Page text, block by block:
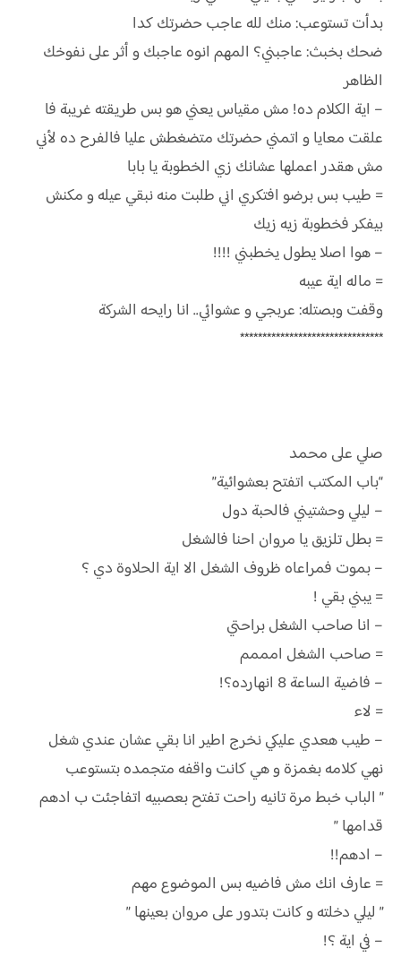
بدأت تستوعب: منك لله عاجب حضرتك كدا
ضحك بخبث: عاجبني؟ المهم انوه عاجبك و أثر على نفوخك
الظاهر
– اية الكلام ده! مش مقياس يعني هو بس طريقته غريبة فا
علقت معايا و اتمني حضرتك متضغطش عليا فالفرح ده لأني
مش هقدر اعملها عشانك زي الخطوبة يا بابا
= طيب بس برضو افتكري اني طلبت منه نبقي عيله و مكنش
بيفكر فخطوبة زيه زيك
– هوا اصلا يطول يخطبني !!!!
= ماله اية عيبه
وقفت وبصتله: عربجي و عشوائي.. انا رايحه الشركة
********************************
صلي على محمد
“باب المكتب اتفتح بعشوائية”
– ليلي وحشتيني فالحبة دول
= بطل تلزيق يا مروان احنا فالشغل
– بموت فمراعاه ظروف الشغل الا اية الحلاوة دي ؟
= يبني بقي !
– انا صاحب الشغل براحتي
= صاحب الشغل امممم
– فاضية الساعة 8 انهارده؟!
= لاء
– طيب هعدي عليكي نخرج اطير انا بقي عشان عندي شغل
نهي كلامه بغمزة و هي كانت واقفه متجمده بتستوعب
” الباب خبط مرة تانيه راحت تفتح بعصبيه اتفاجئت ب ادهم
قدامها ”
– ادهم!!
= عارف انك مش فاضيه بس الموضوع مهم
” ليلي دخلته و كانت بتدور على مروان بعينها ”
– في اية ؟!